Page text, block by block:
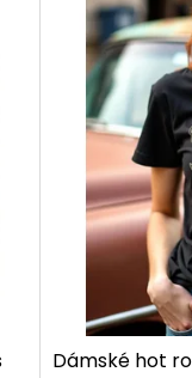
Dámské hot